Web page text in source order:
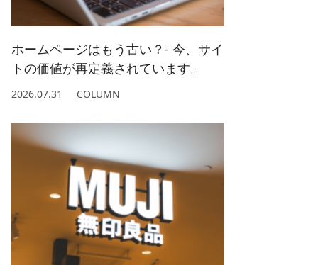
2021/ 2 (4)
ホームページはもう古い？- 今、サイ
トの価値が再定義されています。
2026.07.31 COLUMN